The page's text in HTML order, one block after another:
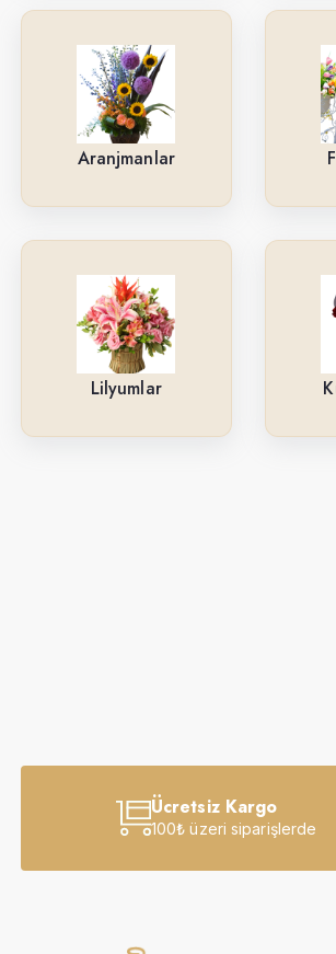
Tasarım Buketler
Orkideler
Ne İçin ?
Ürün Çeşitlerimiz
Aranjmanlar
Lilyumlar
Arkadaşa
Kutuda Gül
Aranjmanlar
Lilyumlar
Ücretsiz Kargo
100₺ üzeri siparişlerde